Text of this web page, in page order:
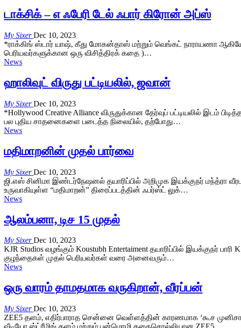
டாக்சிக் – எ ஃபேரி டேல் ஃபார் கிரோன் அப்ஸ்
My SixerDec 10, 2023
*ராக்கிங் ஸ்டார் யாஷ், கீது மோகன்தாஸ் மற்றும் வெங்கட் நாராயணா
பெரியவர்களுக்கான ஒரு விசித்திரக் கதை )…
News
ஹாலிவுட் விருது பட்டியலில், ஜவான்
My SixerDec 10, 2023
*Hollywood Creative Alliance விருதுக்கான தேர்வுப் பட்டியலில் இடம்
பல புதிய சாதனைகளை படைத்த நிலையில், தற்போது…
News
மதிமாறனின் முதல் பார்வை
My SixerDec 10, 2023
ஜி.எஸ் சினிமா இண்டர்நேஷனல் தயாரிப்பில் அறிமுக இயக்குநர் மந்த்ரா
உருவாகியுள்ள “மதிமாறன்” திரைப்படத்தின் ஃபர்ஸ்ட் லுக்…
News
ஆலம்பனா, டிச 15 முதல்
My SixerDec 10, 2023
KJR Studios வழங்கும் Koustubh Entertaiment தயாரிப்பில் இயக்குநர்
குழந்தைகள் முதல் பெரியவர்கள் வரை அனைவரும்…
News
ஒரு வாரம் தாமதமாக வருகிறான், வீரப்பன்
My SixerDec 10, 2023
ZEE5 தளம், எதிர்பாராத சென்னை வெள்ளத்தின் காரணமாக ‘கூச